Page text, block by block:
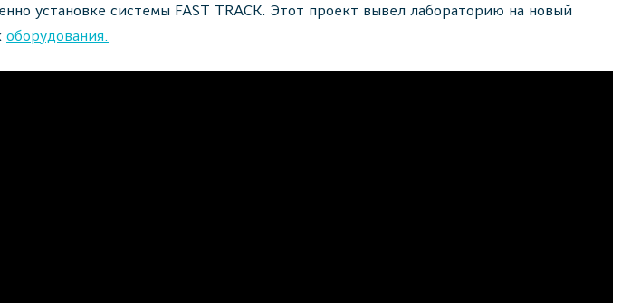
установке системы FAST TRACK. Этот проект вывел лабораторию на новый
оборудования.